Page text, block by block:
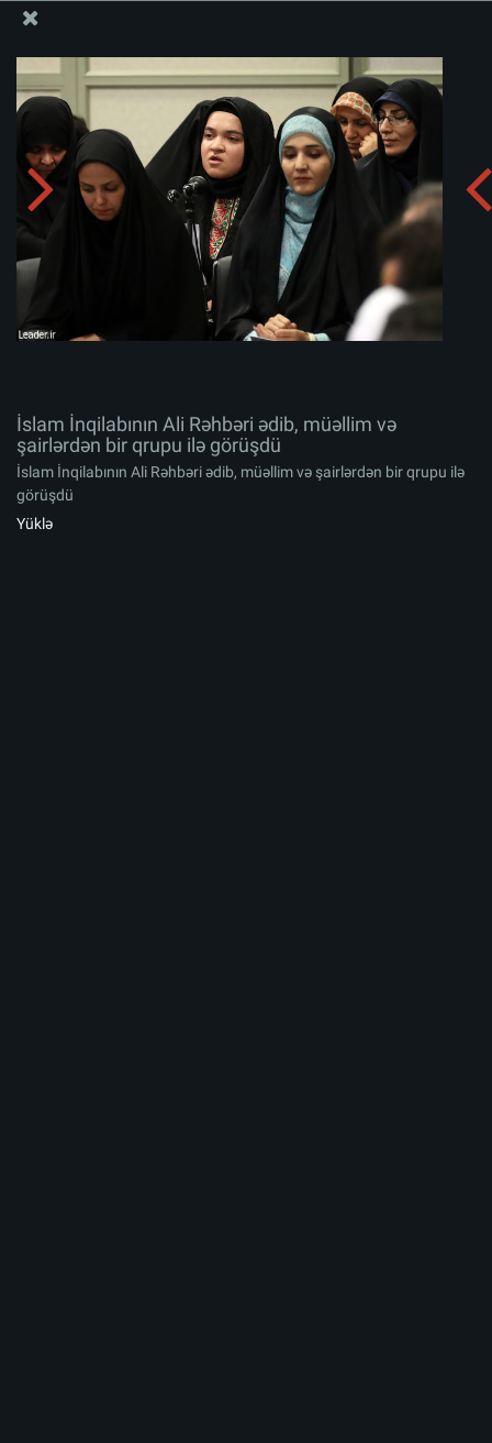
İslam İnqilabının Ali Rəhbəri ədib, müəllim və şairlərdən
bir qrupu ilə görüşdü
Albomu yüklə:
İslam İnqilabının Ali Rəhbəri ədib, müəllim və
şairlərdən bir qrupu ilə görüşdü
İslam İnqilabının Ali Rəhbəri ədib, müəllim və şairlərdən bir qrupu ilə
görüşdü
Yüklə